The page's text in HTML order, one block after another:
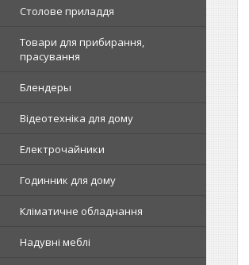
Столове приладдя
Товари для прибирання,
прасування
Блендеры
Відеотехніка для дому
Електрочайники
Годинник для дому
Кліматичне обладнання
Надувні меблі